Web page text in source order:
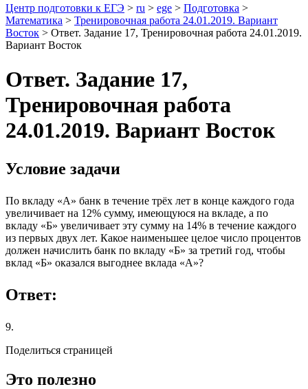
Центр подготовки к ЕГЭ > ru > ege > Подготовка >
Математика > Тренировочная работа 24.01.2019. Вариант
Восток > Ответ. Задание 17, Тренировочная работа 24.01.2019.
Вариант Восток
Ответ. Задание 17,
Тренировочная работа
24.01.2019. Вариант Восток
Условие задачи
По вкладу «A» банк в течение трёх лет в конце каждого года
увеличивает на 12% сумму, имеющуюся на вкладе, а по
вкладу «Б» увеличивает эту сумму на 14% в течение каждого
из первых двух лет. Какое наименьшее целое число процентов
должен начислить банк по вкладу «Б» за третий год, чтобы
вклад «Б» оказался выгоднее вклада «A»?
Ответ:
9.
Поделиться страницей
Это полезно